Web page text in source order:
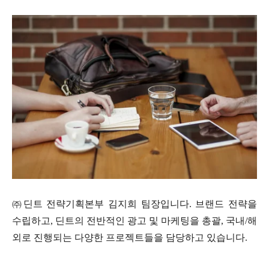
㈜딘트 전략기획본부 김지희 팀장입니다. 브랜드 전략을
수립하고, 딘트의 전반적인 광고 및 마케팅을 총괄, 국내/해
외로 진행되는 다양한 프로젝트들을 담당하고 있습니다.